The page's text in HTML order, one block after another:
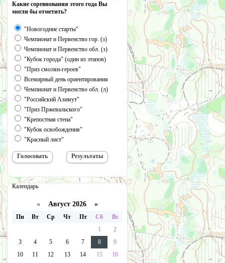
Какие соревнования этого года Вы
могли бы отметить?
"Новогодние старты"
Чемпионат и Первенство гор. (з)
Чемпионат и Первенство обл. (з)
"Кубок города" (один из этапов)
"Приз смолян-героев"
Всемирный день ориентирования
Чемпионат и Первенство обл. (л)
"Российский Азимут"
"Приз Пржевальского"
"Крепостная стена"
"Кубок освобождения"
"Красный лист"
Календарь
« Август 2026 »
Пн Вт Ср Чт Пт Сб
Вс
1
2
3
4 5 6 7 8
9
10
11 12 13 14 15
16